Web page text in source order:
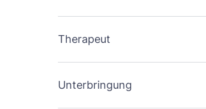
Therapeut
Unterbringung